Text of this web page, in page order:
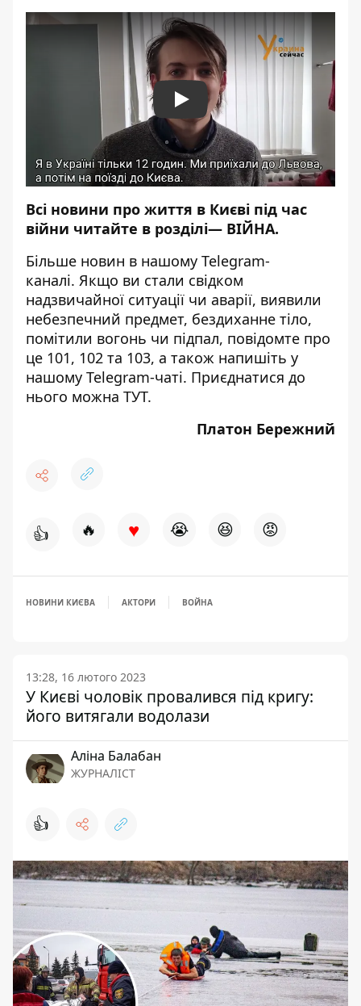
Play
Всі новини про життя в Києві під час
війни читайте в розділі— ВІЙНА.
Більше новин в нашому Telegram-
каналі. Якщо ви стали свідком
надзвичайної ситуації чи аварії, виявили
небезпечний предмет, бездиханне тіло,
помітили вогонь чи підпал, повідомте про
це 101, 102 та 103, а також напишіть у
нашому Telegram-чаті. Приєднатися до
нього можна ТУТ.
Платон Бережний
👍 🔥 ♥ 😭 😆 😡
НОВИНИ КИЄВА АКТОРИ ВОЙНА
13:28, 16 лютого 2023
У Києві чоловік провалився під кригу:
його витягали водолази
Аліна Балабан
ЖУРНАЛІСТ
👍